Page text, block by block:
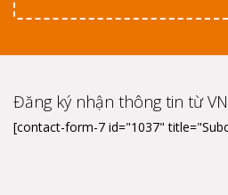
Đăng ký nhận thông tin từ
[contact-form-7 id="1037"